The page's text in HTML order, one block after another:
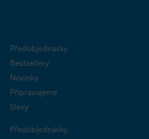
Předobjednávky
Bestsellery
Novinky
Připravujeme
Slevy
Předobjednávky